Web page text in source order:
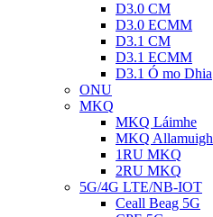
D3.0 CM
D3.0 ECMM
D3.1 CM
D3.1 ECMM
D3.1 Ó mo Dhia
ONU
MKQ
MKQ Láimhe
MKQ Allamuigh
1RU MKQ
2RU MKQ
5G/4G LTE/NB-IOT
Ceall Beag 5G